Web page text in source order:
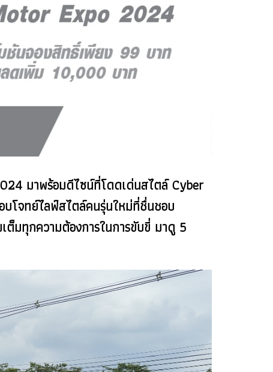
มาพร้อมดีไซน์ที่โดดเด่นสไตล์ Cyber
โจทย์ไลฟ์สไตล์คนรุ่นใหม่ที่ชื่นชอบ
ต็มทุกความต้องการในการขับขี่ มาดู 5